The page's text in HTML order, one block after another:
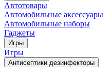
Автотовары
Автомобильные аксессуары
Автомобильные наборы
Гаджеты
Игры
Игры
Антисептики дезинфекторы